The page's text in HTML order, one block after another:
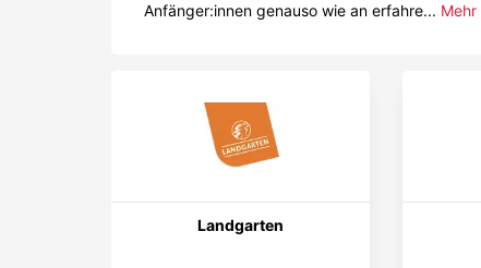
Anfänger:innen genauso wie an erfahre... Mehr
Landgarten